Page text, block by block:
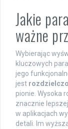
Jakie
ważne
Wybierając
kluczowych
jego
jest
pionie. Wysoka
znacznie
w aplikacjach
detali. Im